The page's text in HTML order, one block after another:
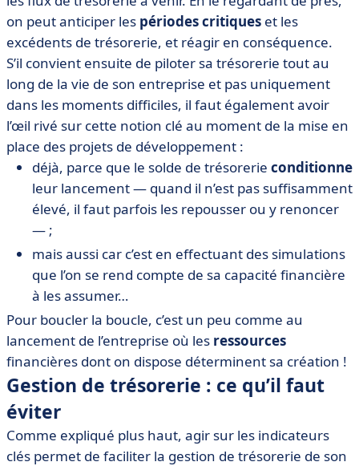
on peut anticiper les périodes critiques et les
excédents de trésorerie, et réagir en conséquence.
S’il convient ensuite de piloter sa trésorerie tout au
long de la vie de son entreprise et pas uniquement
dans les moments difficiles, il faut également avoir
l’œil rivé sur cette notion clé au moment de la mise en
place des projets de développement :
déjà, parce que le solde de trésorerie conditionne
leur lancement — quand il n’est pas suffisamment
élevé, il faut parfois les repousser ou y renoncer
— ;
mais aussi car c’est en effectuant des simulations
que l’on se rend compte de sa capacité financière
à les assumer…
Pour boucler la boucle, c’est un peu comme au
lancement de l’entreprise où les ressources
financières dont on dispose déterminent sa création !
Gestion de trésorerie : ce qu’il faut
éviter
Comme expliqué plus haut, agir sur les indicateurs
clés permet de faciliter la gestion de trésorerie de son